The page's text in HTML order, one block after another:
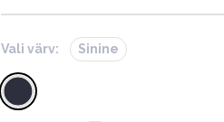
Vali värv: Sinine